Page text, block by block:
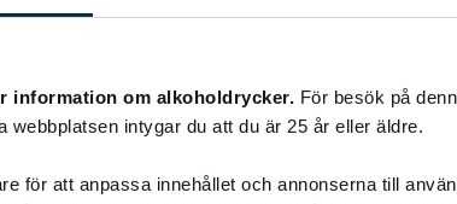
information om alkoholdrycker. För besök på
webbplatsen intygar du att du är 25 år eller äldre.
för att anpassa innehållet och annonserna till